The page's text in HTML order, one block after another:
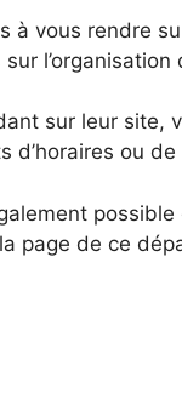
à vous rendre
sur leur site,
d’horaires ou
page de ce